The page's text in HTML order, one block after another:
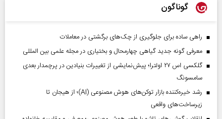
گوناگون
راهی ساده برای جلوگیری از چک‌های برگشتی در معاملات
معرفی گونه جدید گیاهی چهارمحال و بختیاری در مجله علمی بین المللی
گلکسی اس ۲۷ اولترا؛ پیش‌نمایشی از تغییرات بنیادین در پرچمدار بعدی
سامسونگ
رشد خیره‌کننده بازار توکن‌های هوش مصنوعی (AI)؛ از هیجان تا
زیرساخت‌های واقعی